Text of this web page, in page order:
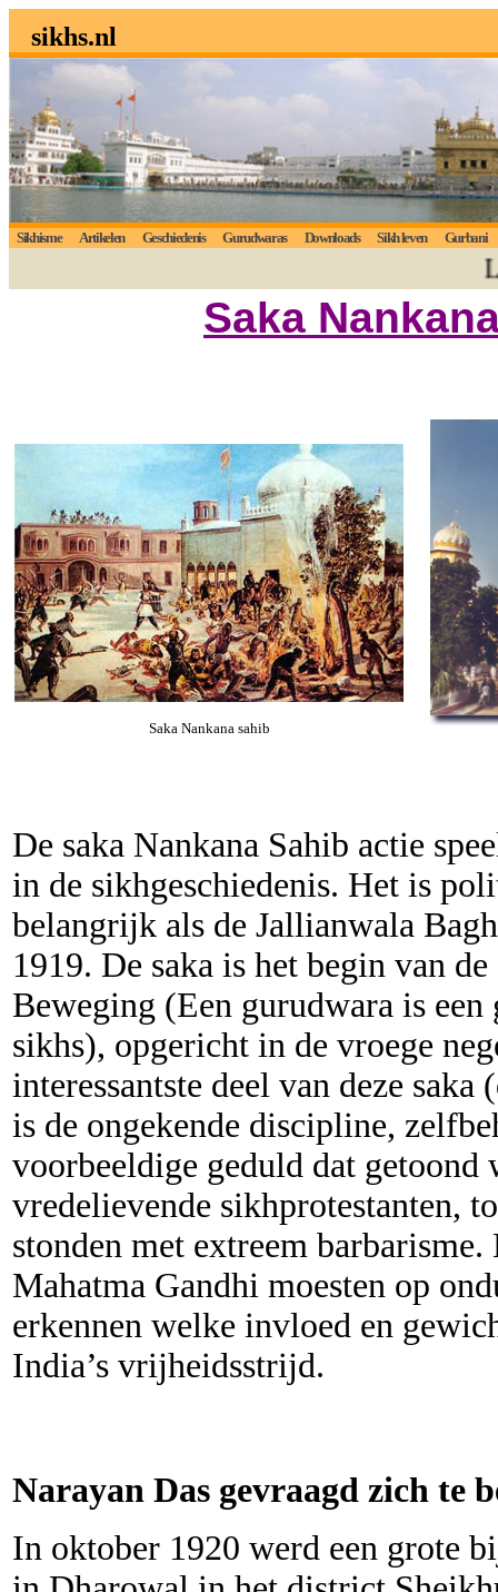
sikhs.nl
Sikhisme Artikelen Geschiedenis Gurudwaras Downloads Sikh leven Gurbani
Saka
Saka Nankana sahib
De saka Nankana Sahib actie
in de sikhgeschiedenis. Het is
belangrijk als de Jallianwala
1919. De saka is het begin van
Beweging (Een gurudwara is een
sikhs), opgericht in de vroege
interessantste deel van deze
is de ongekende discipline,
voorbeeldige geduld dat getoond
vredelievende sikhprotestanten,
stonden met extreem
Mahatma Gandhi moesten op
erkennen welke invloed en
India’s vrijheidsstrijd.
Narayan Das gevraagd zich te
In oktober 1920 werd een grote